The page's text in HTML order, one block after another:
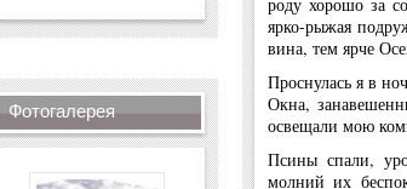
Фотогалерея
ярко-рыжая
вина, тем ярче
Проснулась я в
Окна,
освещали мою
Псины спали,
молний их